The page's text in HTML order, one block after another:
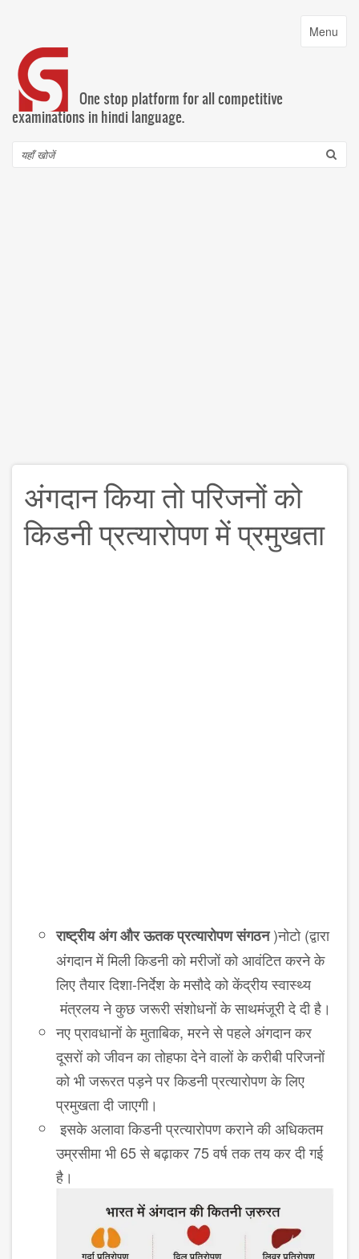
content
Toggle
Menu
One stop platform for all competitive
examinations in hindi language.
Search
अंगदान किया तो परिजनों को
किडनी प्रत्यारोपण में प्रमुखता
राष्ट्रीय अंग और ऊतक प्रत्यारोपण संगठन (नोटो)द्वारा
अंगदान में मिली किडनी को मरीजों को आवंटित करने के
लिए तैयार दिशा-निर्देश के मसौदे को केंद्रीय स्वास्थ्य
मंत्रलय ने कुछ जरूरी संशोधनों के साथमंजूरी दे दी है।
नए प्रावधानों के मुताबिक, मरने से पहले अंगदान कर
दूसरों को जीवन का तोहफा देने वालों के करीबी परिजनों
को भी जरूरत पड़ने पर किडनी प्रत्यारोपण के लिए
प्रमुखता दी जाएगी।
इसके अलावा किडनी प्रत्यारोपण कराने की अधिकतम
उम्रसीमा भी 65 से बढ़ाकर 75 वर्ष तक तय कर दी गई
है।